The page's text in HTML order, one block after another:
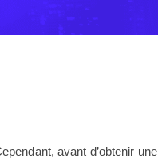
avant d’obtenir une